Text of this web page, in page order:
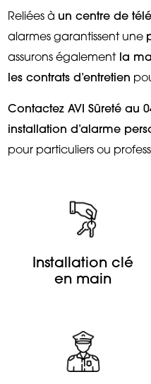
Reliées à un centre de
alarmes garantissent une
assurons égalementla
les contrats d’entretien
Contactez AVI Sûreté au
installation d’alarme
pour particuliers ou
Installation clé
en main